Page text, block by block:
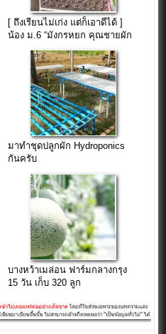
[ ถึงเรียนไม่เก่ง แต่ก็เอาดีได้ ]
น้อง ม.6 “มังกรหยก คุณชายผัก
มาทำชุดปลูกผัก Hydroponics
กันครับ
บางหว้าเมล่อน ฟาร์มกลางกรุง
15 วัน เก็บ 320 ลูก